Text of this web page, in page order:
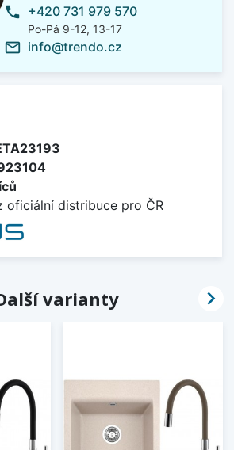
phone +420 731 979 570
Po-Pá 9-12, 13-17
mail_outline info@trendo.cz
oficiální distribuce pro ČR
varianty 